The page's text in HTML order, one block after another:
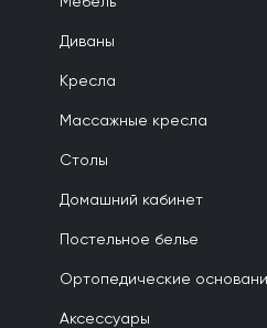
Диваны
Кресла
Массажные кресла
Столы
Домашний кабинет
Постельное белье
Ортопедические
Аксессуары